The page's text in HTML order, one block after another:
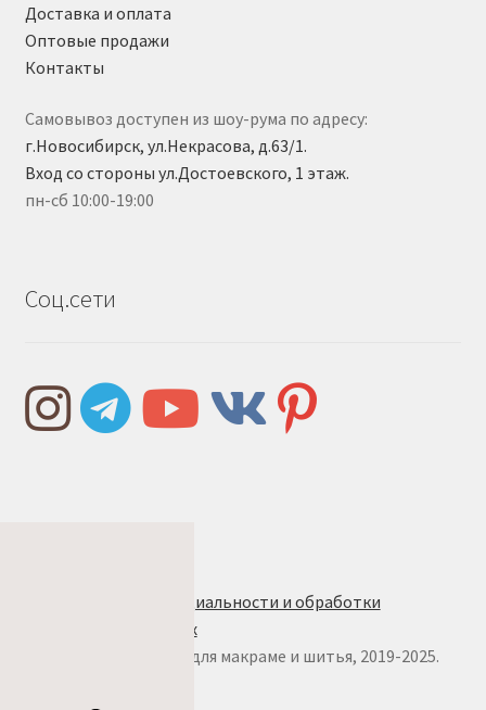
Доставка и оплата
Оптовые продажи
Контакты
Самовывоз доступен из шоу-рума по адресу:
г.Новосибирск, ул.Некрасова, д.63/1.
Вход со стороны ул.Достоевского, 1 этаж.
пн-сб 10:00-19:00
Соц.сети
Политика конфиденциальности и обработки
персональных данных
© w.ALL.s, материалы для макраме и шитья, 2019-2025.